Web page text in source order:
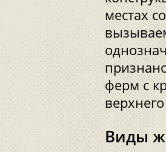
местах
ферм с
Виды